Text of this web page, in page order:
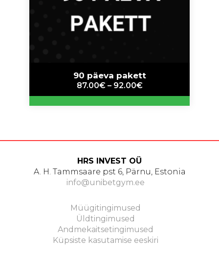
page
90 päeva pakett
87.00€– 92.00€
This
product
variants.
options
may
be
on
the
product
page
HRS INVEST OÜ
A. H. Tammsaare pst 6, Pärnu, Estonia
info@unibetgym.ee
Müügitingimused
Üldtingimused
Andmekaitsetingimused
Küpsiste kasutamise eeskiri